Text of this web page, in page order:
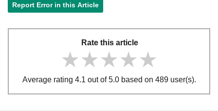
Report Error in this Article
Rate this article
★★★★★
★★★★★
★★★★★
Average rating 4.1 out of 5.0 based on 489 user(s).